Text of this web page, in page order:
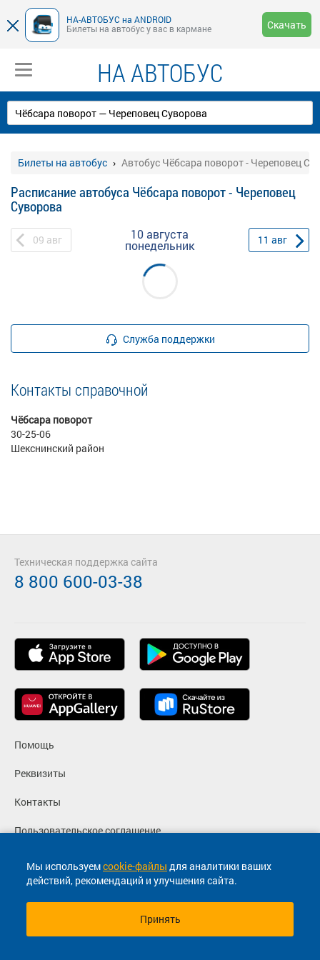
НА-АВТОБУС на ANDROID
Билеты на автобус у вас в кармане
Скачать
НА АВТОБУС
Билеты на автобус Автобус Чёбсара поворот - Череповец
Расписание автобуса Чёбсара поворот - Череповец
Суворова
09 авг 10 августа
понедельник 11 авг
Служба поддержки
Контакты справочной
Чёбсара поворот
30-25-06
Шекснинский район
Мы используемcookie-файлы для аналитики ваших
действий, рекомендаций и улучшения сайта.
Принять
Помощь
Реквизиты
Контакты
Пользовательское соглашение
Политика конфиденциальности
Согласие на маркетинговые сообщения
Техническая поддержка сайта
8 800 600-03-38
© 2013-2026, ООО "Капитал"- Онлайн сервис продажи